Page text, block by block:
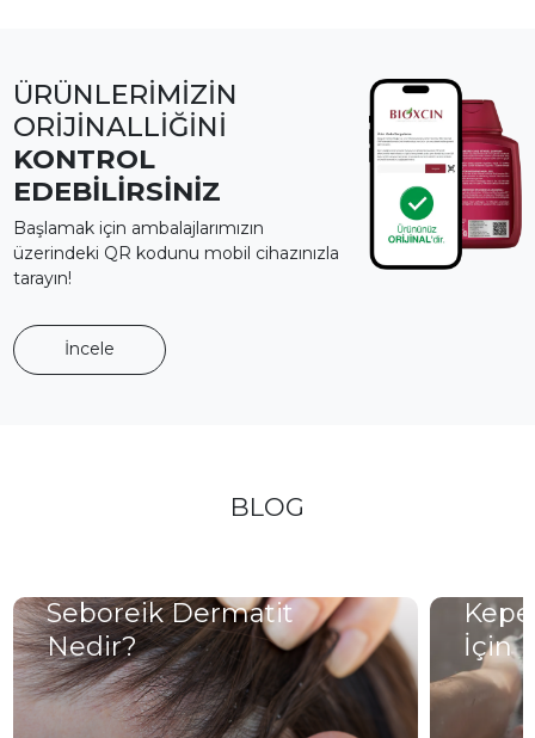
ÜRÜNLERİMİZİN
ORİJİNALLİĞİNİ
KONTROL
EDEBİLİRSİNİZ
Başlamak için ambalajlarımızın
üzerindeki QR kodunu mobil cihazınızla
tarayın!
İncele
BLOG
Seboreik Dermatit
Nedir?
İçin